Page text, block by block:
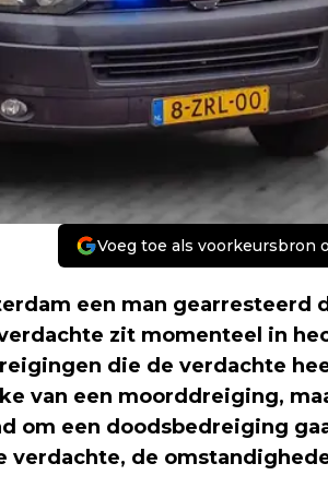
Voeg toe als voorkeursbron
een man gearresteerd
zit momenteel in
die de verdachte
van een moorddreiging,
om een doodsbedreiging
de